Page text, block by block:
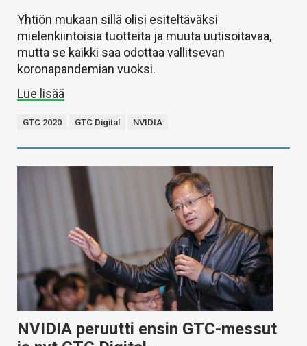
Yhtiön mukaan sillä olisi esiteltäväksi
mielenkiintoisia tuotteita ja muuta uutisoitavaa,
mutta se kaikki saa odottaa vallitsevan
koronapandemian vuoksi.
Lue lisää
GTC 2020 GTC Digital NVIDIA
NVIDIA peruutti ensin GTC-messut